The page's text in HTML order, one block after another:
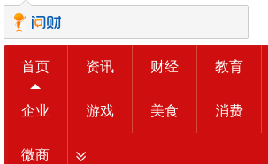
首页 资讯 财经 教育
企业 游戏 美食 消费
微商